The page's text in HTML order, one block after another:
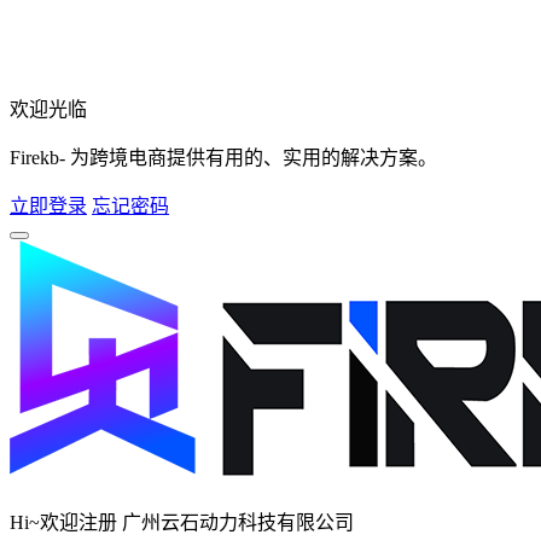
欢迎光临
Firekb- 为跨境电商提供有用的、实用的解决方案。
立即登录 忘记密码
Hi~欢迎注册 广州云石动力科技有限公司